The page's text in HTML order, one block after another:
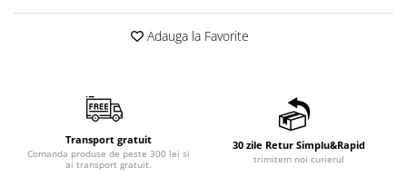
Adauga la Favorite
Transport gratuit
Comanda produse de peste 300 lei si
ai transport gratuit.
30 zile Retur Simplu&Rapid
trimitem noi curierul